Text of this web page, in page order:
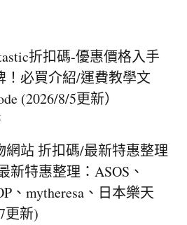
折扣碼-優惠價格入手
！必買介紹/運費教學文
(2026/8/5更新）
網站 折扣碼/最新特惠整理
新特惠整理：ASOS、
、mytheresa、日本樂天
更新)